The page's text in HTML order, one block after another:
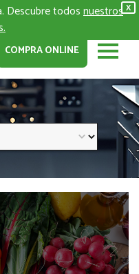
X
Descubre todosnuestros
COMPRA ONLINE